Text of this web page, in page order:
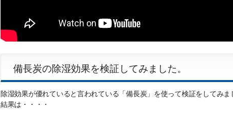
備長炭の除湿効果を検証してみました。
除湿効果が優れていると言われている「備長炭」を使って検証をしてみま
結果は・・・・